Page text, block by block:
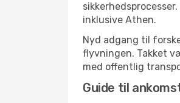
inklusive Athen.
Nyd adgang til
flyvningen. Takket
med offentlig
Guide til